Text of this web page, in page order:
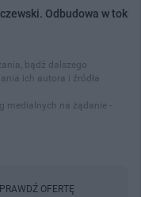
Odbudowa w toku
bądź dalszego
ich autora i źródła
medialnych na żądanie -
OFERTĘ